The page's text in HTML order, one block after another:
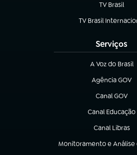
TV Brasil
(abre em
TV Brasil
(abre em nova aba)
Serviços
A Voz do Brasil
(abre em nova
Agência GOV
(abre em nova
Canal GOV
(abre em nova
Canal Educação
(abre em nova
Canal Libras
(abre em nova
Monitoramento e Análise
(abre em nova aba)